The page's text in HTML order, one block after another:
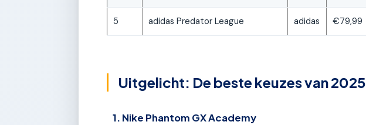
5 adidas Predator League adidas €79,99
Uitgelicht: De beste keuzes van 2025
1. Nike Phantom GX Academy